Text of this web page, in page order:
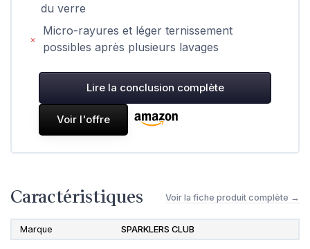
du verre
Micro-rayures et léger ternissement
possibles après plusieurs lavages
Lire la conclusion complète
Voir l'offre
Caractéristiques Voir la fiche produit complète →
Marque SPARKLERS CLUB